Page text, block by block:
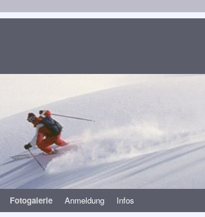
Fotogalerie Anmeldung Infos